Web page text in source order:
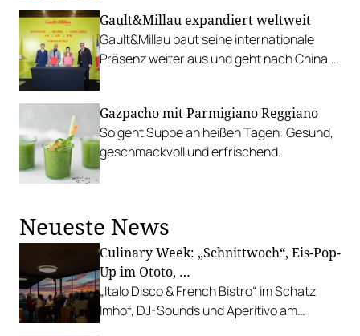
Gourmetstube Einhorn.
Gault&Millau expandiert weltweit
Gault&Millau baut seine internationale
Präsenz weiter aus und geht nach China,
Gazpacho mit Parmigiano Reggiano
So geht Suppe an heißen Tagen: Gesund,
geschmackvoll und erfrischend.
Neueste News
Culinary Week: „Schnittwoch“, Eis-Pop-
Up im Ototo, …
„Italo Disco & French Bistro“ im Schatz
Imhof, DJ-Sounds und Aperitivo am